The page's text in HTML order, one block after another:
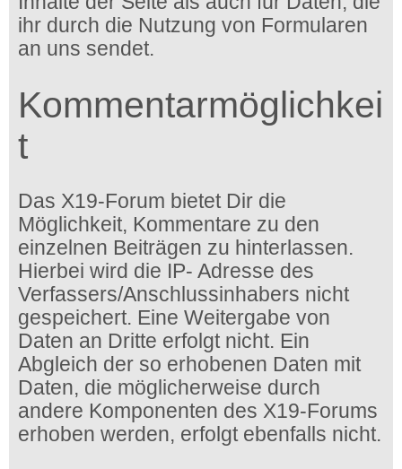
ihr durch die Nutzung von Formularen
an uns sendet.
Kommentarmöglichkei
t
Das X19-Forum bietet Dir die
Möglichkeit, Kommentare zu den
einzelnen Beiträgen zu hinterlassen.
Hierbei wird die IP- Adresse des
Verfassers/Anschlussinhabers nicht
gespeichert. Eine Weitergabe von
Daten an Dritte erfolgt nicht. Ein
Abgleich der so erhobenen Daten mit
Daten, die möglicherweise durch
andere Komponenten des X19-Forums
erhoben werden, erfolgt ebenfalls nicht.